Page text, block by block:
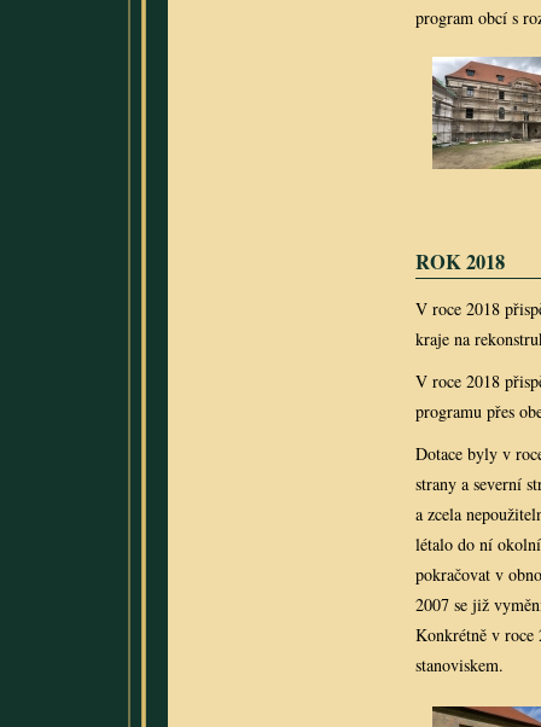
program obcí s
ROK 2018
V roce 2018
kraje na
V roce 2018
programu přes
Dotace byly v
strany a severní
a zcela
létalo do ní
pokračovat v
2007 se již
Konkrétně v roce
stanoviskem.